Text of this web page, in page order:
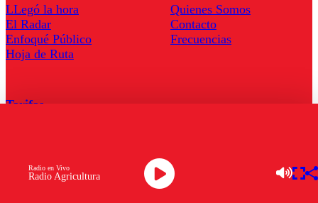
Radio Agricultura
Radio en Vivo
LLegó la hora
El Radar
Enfoqué Público
Hoja de Ruta
Quienes Somos
Contacto
Frecuencias
Tarifas